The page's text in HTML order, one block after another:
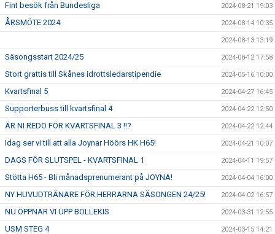
Fint besök från Bundesliga 2024-08-21 19:03
ÅRSMÖTE 2024 2024-08-14 10:35
2024-08-13 13:19
Säsongsstart 2024/25 2024-08-12 17:58
Stort grattis till Skånes idrottsledarstipendie 2024-05-16 10:00
Kvartsfinal 5 2024-04-27 16:45
Supporterbuss till kvartsfinal 4 2024-04-22 12:50
ÄR NI REDO FÖR KVARTSFINAL 3 !!? 2024-04-22 12:44
Idag ser vi till att alla Joynar Höörs HK H65! 2024-04-21 10:07
DAGS FÖR SLUTSPEL - KVARTSFINAL 1 2024-04-11 19:57
Stötta H65 - Bli månadsprenumerant på JOYNA! 2024-04-04 16:00
NY HUVUDTRÄNARE FÖR HERRARNA SÄSONGEN 24/25! 2024-04-02 16:57
NU ÖPPNAR VI UPP BOLLEKIS 2024-03-31 12:55
USM STEG 4 2024-03-15 14:21